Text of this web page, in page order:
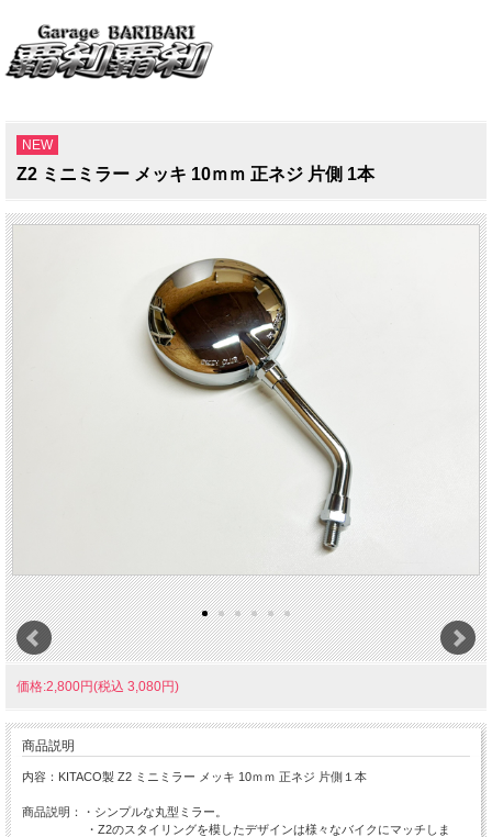
NEW
Z2 ミニミラー メッキ 10ｍｍ 正ネジ 片側 1本
価格:2,800円(税込 3,080円)
商品説明
内容：KITACO製 Z2 ミニミラー メッキ 10ｍｍ 正ネジ 片側１本
商品説明：・シンプルな丸型ミラー。
・Z2のスタイリングを模したデザインは様々なバイクにマッチしま